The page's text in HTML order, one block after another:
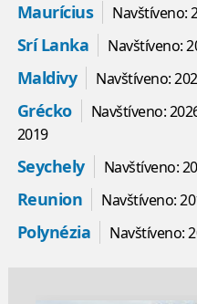
Maurícius Navštíveno:
Srí Lanka Navštíveno:
Maldivy Navštíveno:
Grécko
Navštíveno:
2019
Seychely Navštíveno:
Reunion Navštíveno:
Polynézia Navštíveno: